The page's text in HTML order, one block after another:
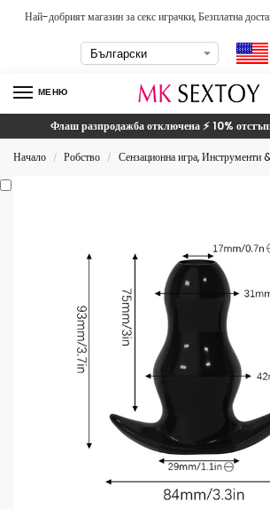
Най-добрият магазин за секс играчки, Безплатна
МЕНЮ
Флаш разпродажба отключена ⚡ 10%
Начало / Робство / Сензационна игра, Инструменти